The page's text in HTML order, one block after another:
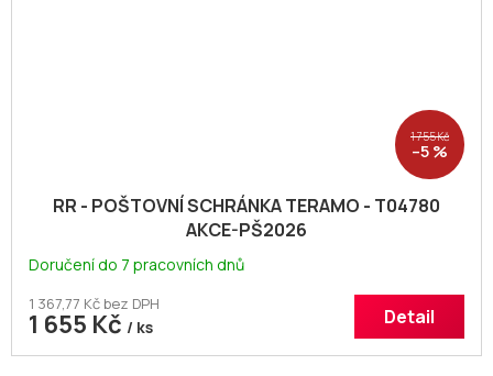
1 755 Kč
–5 %
RR - POŠTOVNÍ SCHRÁNKA TERAMO - T04780
AKCE-PŠ2026
Doručení do 7 pracovních dnů
1 367,77 Kč bez DPH
1 655 Kč / ks Detail